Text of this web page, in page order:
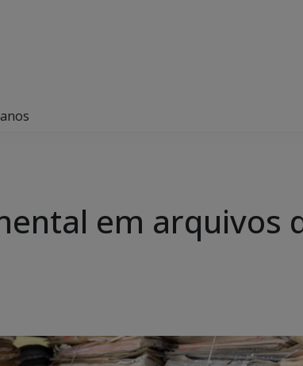
em arquivos